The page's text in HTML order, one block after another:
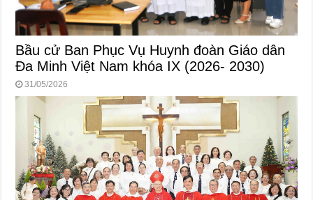
Bầu cử Ban Phục Vụ Huynh đoàn Giáo dân
Đa Minh Việt Nam khóa IX (2026- 2030)
31/05/2026